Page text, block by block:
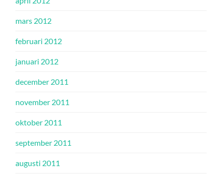
mars 2012
februari 2012
januari 2012
december 2011
november 2011
oktober 2011
september 2011
augusti 2011